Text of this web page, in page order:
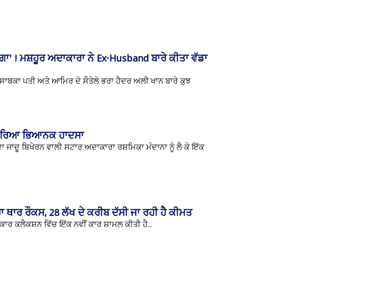
! ਮਸ਼ਹੂਰ ਅਦਾਕਾਰਾ ਨੇ Ex-Husband ਬਾਰੇ ਕੀਤਾ ਵੱਡਾ
ਪਤੀ ਅਤੇ ਆਮਿਰ ਦੇ ਸੌਤੇਲੇ ਭਰਾ ਹੈਦਰ ਅਲੀ ਖਾਨ ਬਾਰੇ ਕੁਝ
ਭਿਆਨਕ ਹਾਦਸਾ
ਬਿਖੇਰਨ ਵਾਲੀ ਸਟਾਰ ਅਦਾਕਾਰਾ ਰਸ਼ਮਿਕਾ ਮੰਦਾਨਾ ਨੂੰ ਲੈ ਕੇ ਇੱਕ
ਥਾਰ ਰੌਕਸ, 28 ਲੱਖ ਦੇ ਕਰੀਬ ਦੱਸੀ ਜਾ ਰਹੀ ਹੈ ਕੀਮਤ
ਕਲੈਕਸ਼ਨ ਵਿੱਚ ਇੱਕ ਨਵੀਂ ਕਾਰ ਸ਼ਾਮਲ ਕੀਤੀ ਹੈ...